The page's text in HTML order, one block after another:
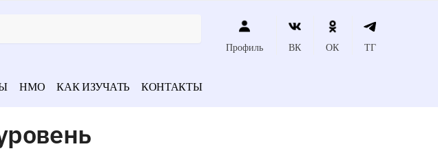
Профиль ВК ОК ТГ
НМО КАК ИЗУЧАТЬ КОНТАКТЫ